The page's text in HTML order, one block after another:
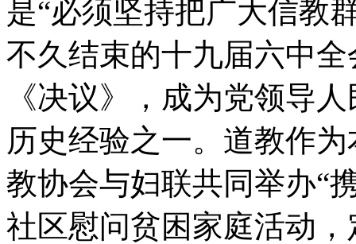
是“必须坚持把广大信教
不久结束的十九届六中
《决议》，成为党领导
历史经验之一。道教作
教协会与妇联共同举办“
社区慰问贫困家庭活动